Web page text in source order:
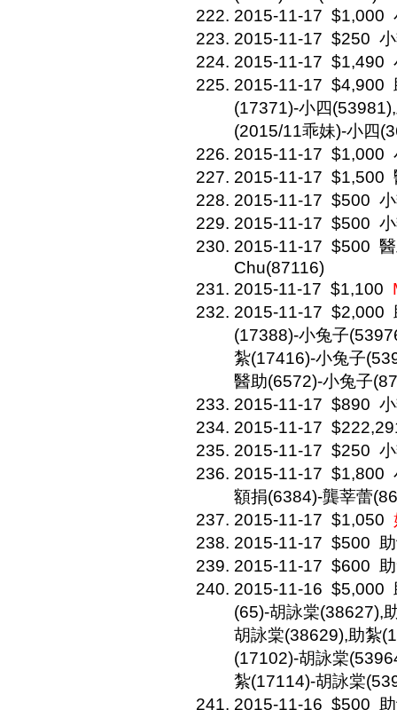
2015-11-17 $1,000
2015-11-17 $250
2015-11-17 $1,490
2015-11-17 $4,900
(17371)-小四
(2015/11乖妹)-小四
2015-11-17 $1,000
2015-11-17 $1,500
2015-11-17 $500
2015-11-17 $500
2015-11-17 $500
Chu(87116)
2015-11-17 $1,100
2015-11-17 $2,000
(17388)-小兔子
紮(17416)-小兔子
醫助(6572)-小兔子
2015-11-17 $890
2015-11-17
2015-11-17 $250
2015-11-17 $1,800
額捐(6384)-龔莘蕾
2015-11-17 $1,050
2015-11-17 $500
2015-11-17 $600
2015-11-16 $5,000
(65)-胡詠棠(38627),
胡詠棠(38629),助紮
(17102)-胡詠棠
紮(17114)-胡詠棠
2015-11-16 $500